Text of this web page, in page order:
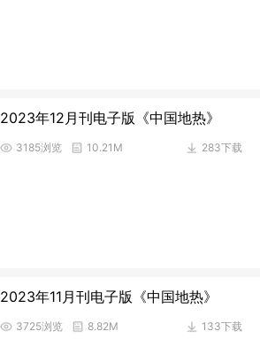
2023年12月刊电子版《中国地热》
283下载
3185浏览 10.21M
2023年11月刊电子版《中国地热》
133下载
3725浏览 8.82M